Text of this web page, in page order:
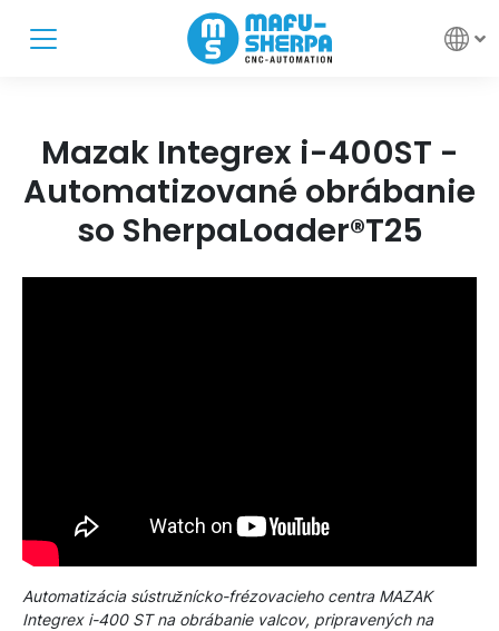
Mazak Integrex i-400ST -
Automatizované obrábanie
so SherpaLoader®T25
Automatizácia sústružnícko-frézovacieho centra MAZAK
Integrex i-400 ST na obrábanie valcov, pripravených na